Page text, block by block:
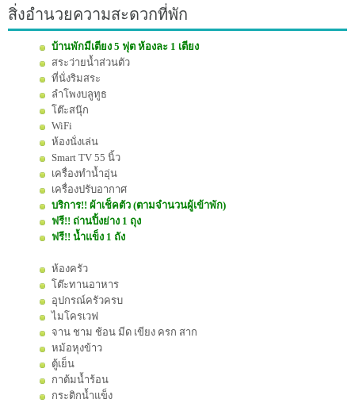
สิ่งอำนวยความสะดวกที่พัก
บ้านพักมีเตียง 5 ฟุต ห้องละ 1 เตียง
สระว่ายน้ำส่วนตัว
ที่นั่งริมสระ
ลำโพงบลูทูธ
โต๊ะสนุ๊ก
WiFi
ห้องนั่งเล่น
Smart TV 55 นิ้ว
เครื่องทำน้ำอุ่น
เครื่องปรับอากาศ
บริการ!! ผ้าเช็คตัว (ตามจำนวนผู้เข้าพัก)
ฟรี!! ถ่านปิ้งย่าง 1 ถุง
ฟรี!! น้ำแข็ง 1 ถัง
ห้องครัว
โต๊ะทานอาหาร
อุปกรณ์ครัวครบ
ไมโครเวฟ
จาน ชาม ช้อน มีด เขียง ครก สาก
หม้อหุงข้าว
ตู้เย็น
กาต้มน้ำร้อน
กระติกน้ำแข็ง